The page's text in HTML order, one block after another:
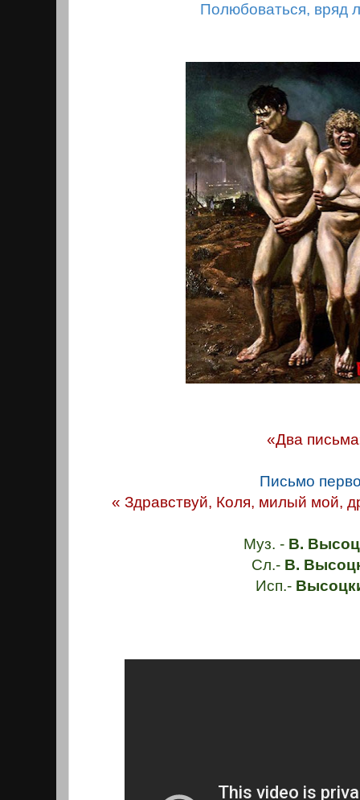
Полюбоваться, вряд
«Два
Письмо
« Здравствуй, Коля, милый мой,
Муз. - В.
Сл.- В.
Исп.-